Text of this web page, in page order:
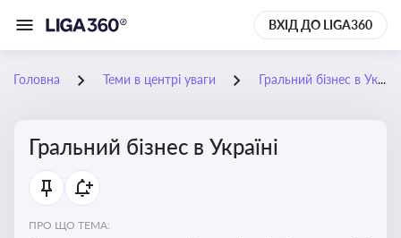
ВХІД ДО LIGA360
Головна Теми в центрі уваги Гральний бізнес в Україні
Гральний бізнес в Україні
ПРО ЩО ТЕМА: